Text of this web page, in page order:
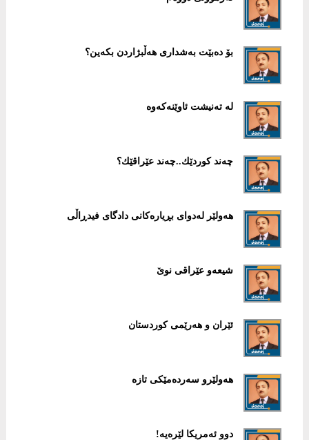
بۆ ده‌بێت به‌شداری هه‌ڵبژاردن بكه‌ین؟
له‌ ته‌نیشت ئاوێنه‌كه‌وه‌
چه‌ند كوردێك..چه‌ند عێراقێك؟
هەولێر لەدوای بڕیارەكانی دادگای فیدڕاڵی
شیعەو عێراقی نوێ
ئێران و هەرێمی كوردستان
هەولێرو سەردەمێكی تازە
دوو ئەمریكا لێرەیە!